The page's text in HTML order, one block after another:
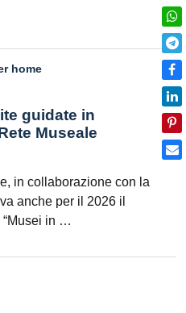
home
guidate in
Museale
in collaborazione con la
anche per il 2026 il
“Musei in …